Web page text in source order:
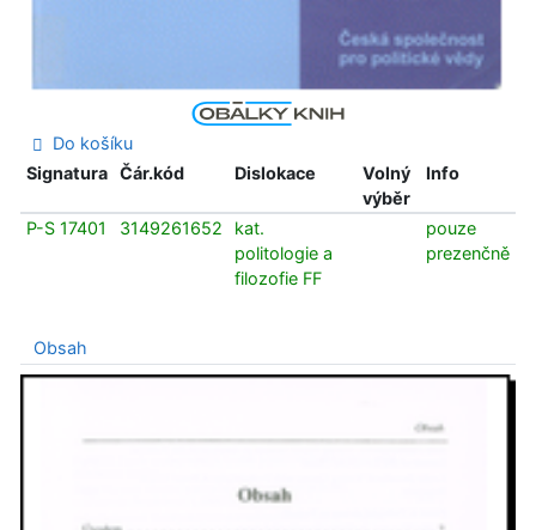
Do košíku
Signatura
Čár.kód Dislokace
Volný
výběr
Info
P-S 17401 3149261652
kat.
politologie a
filozofie FF
pouze
prezenčně
Obsah